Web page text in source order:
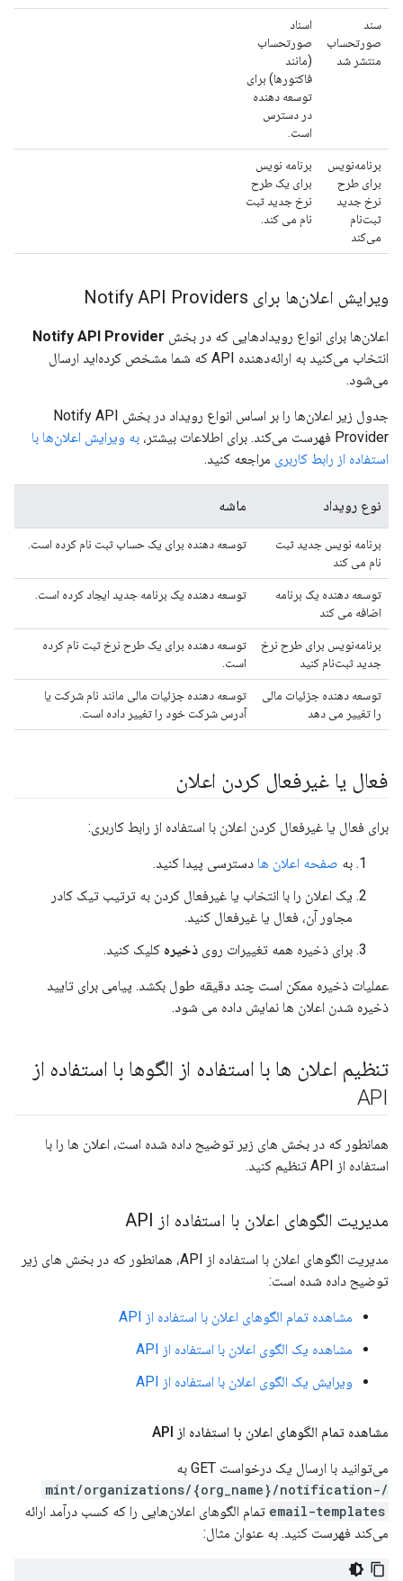
سند
صورتحساب
منتشر شد
اسناد
صورتحساب
(مانند
فاکتورها) برای
توسعه دهنده
در دسترس
است.
برنامه‌نویس
برای طرح
نرخ جدید
ثبت‌نام
می‌کند
برنامه نویس
برای یک طرح
نرخ جدید ثبت
نام می کند.
ویرایش اعلان‌ها برای Notify API Providers
اعلان‌ها برای انواع رویدادهایی که در بخش Notify API Provider
انتخاب می‌کنید به ارائه‌دهنده API که شما مشخص کرده‌اید ارسال
می‌شود.
جدول زیر اعلان‌ها را بر اساس انواع رویداد در بخش Notify API
Provider فهرست می‌کند. برای اطلاعات بیشتر،
به ویرایش اعلان‌ها با
استفاده از رابط کاربری مراجعه کنید.
نوع رویداد ماشه
برنامه نویس جدید ثبت
نام می کند
توسعه دهنده برای یک حساب ثبت نام کرده است.
توسعه دهنده یک برنامه
اضافه می کند
توسعه دهنده یک برنامه جدید ایجاد کرده است.
برنامه‌نویس برای طرح نرخ
جدید ثبت‌نام کنید
توسعه دهنده برای یک طرح نرخ ثبت نام کرده
است.
توسعه دهنده جزئیات مالی
را تغییر می دهد
توسعه دهنده جزئیات مالی مانند نام شرکت یا
آدرس شرکت خود را تغییر داده است.
فعال یا غیرفعال کردن اعلان
برای فعال یا غیرفعال کردن اعلان با استفاده از رابط کاربری:
به صفحه اعلان ها دسترسی پیدا کنید.
یک اعلان را با انتخاب یا غیرفعال کردن به ترتیب تیک کادر
مجاور آن، فعال یا غیرفعال کنید.
برای ذخیره همه تغییرات روی ذخیره کلیک کنید.
عملیات ذخیره ممکن است چند دقیقه طول بکشد. پیامی برای تایید
ذخیره شدن اعلان ها نمایش داده می شود.
تنظیم اعلان ها با استفاده از الگوها با استفاده از
API
همانطور که در بخش های زیر توضیح داده شده است، اعلان ها را با
استفاده از API تنظیم کنید.
مدیریت الگوهای اعلان با استفاده از API
مدیریت الگوهای اعلان با استفاده از API، همانطور که در بخش های زیر
توضیح داده شده است:
مشاهده تمام الگوهای اعلان با استفاده از API
مشاهده یک الگوی اعلان با استفاده از API
ویرایش یک الگوی اعلان با استفاده از API
مشاهده تمام الگوهای اعلان با استفاده از API
می‌توانید با ارسال یک درخواست GET به
/mint/organizations/{org_name}/notification-
email-templates تمام الگوهای اعلان‌هایی را که کسب درآمد ارائه
می‌کند فهرست کنید. به عنوان مثال: